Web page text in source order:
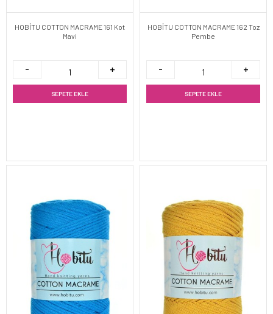
HOBİTU COTTON MACRAME 161 Kot
Mavi
SEPETE EKLE
HOBİTU COTTON MACRAME 162 Toz
Pembe
SEPETE EKLE